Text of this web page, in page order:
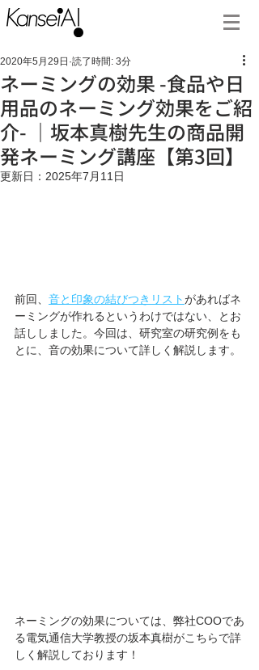
ネーミングの効果 -食品や日
用品のネーミング効果をご紹
介- ｜坂本真樹先生の商品開
発ネーミング講座【第3回】
2020年5月29日 読了時間: 3分
更新日： 2025年7月11日
前回、 音と印象の結びつきリストがあればネ
ーミングが作れるというわけではない、とお
話ししました。今回は、研究室の研究例をも
とに、音の効果について詳しく解説します。
ネーミングの効果については、弊社COOであ
る電気通信大学教授の坂本真樹がこちらで詳
しく解説しております！